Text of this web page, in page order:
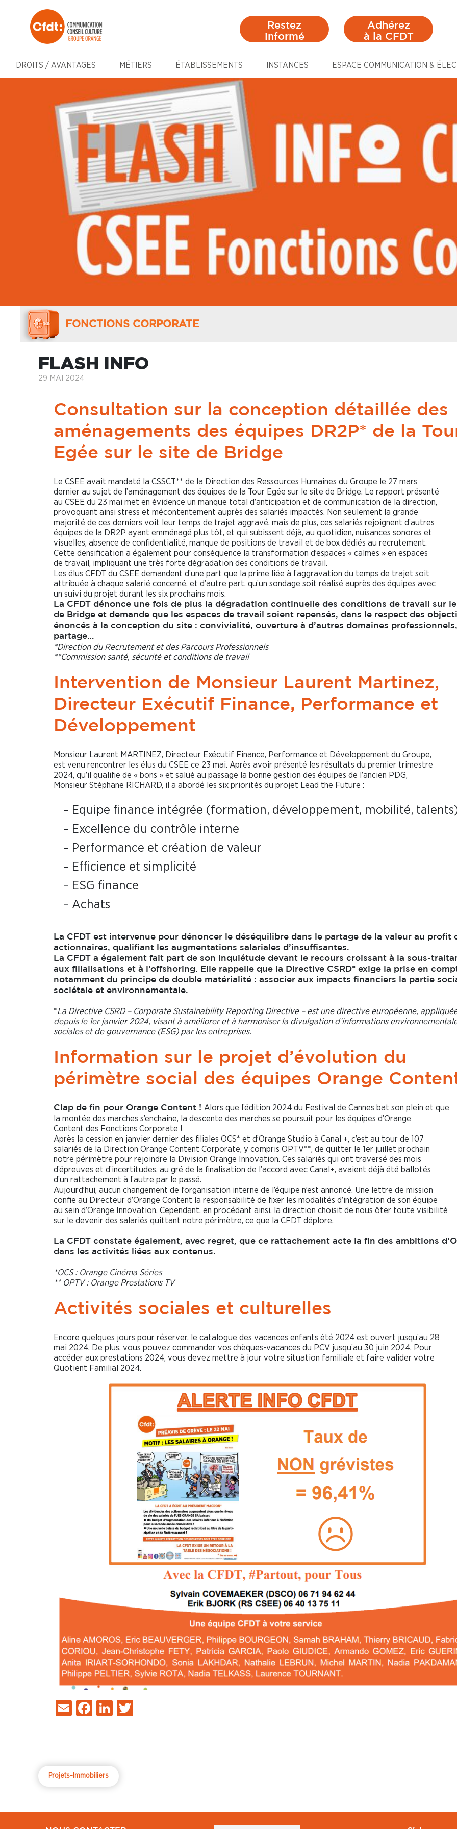
Restez
informé
Adhérez
à la CFDT
DROITS / AVANTAGES MÉTIERS ÉTABLISSEMENTS INSTANCES ESPACE COMMUNICATION &
FONCTIONS CORPORATE
FLASH INFO
29 MAI 2024
Consultation sur la conception détaillée des
aménagements des équipes DR2P* de la
Egée sur le site de Bridge
Le CSEE avait mandaté la CSSCT** de la Direction des Ressources Humaines du Groupe le 27 mars
dernier au sujet de l’aménagement des équipes de la Tour Egée sur le site de Bridge. Le rapport présenté
au CSEE du 23 mai met en évidence un manque total d’anticipation et de communication de la direction,
provoquant ainsi stress et mécontentement auprès des salariés impactés. Non seulement la grande
majorité de ces derniers voit leur temps de trajet aggravé, mais de plus, ces salariés rejoignent d’autres
équipes de la DR2P ayant emménagé plus tôt, et qui subissent déjà, au quotidien, nuisances sonores et
visuelles, absence de confidentialité, manque de positions de travail et de box dédiés au recrutement.
Cette densification a également pour conséquence la transformation d’espaces « calmes » en espaces
de travail, impliquant une très forte dégradation des conditions de travail.
Les élus CFDT du CSEE demandent d’une part que la prime liée à l’aggravation du temps de trajet soit
attribuée à chaque salarié concerné, et d’autre part, qu’un sondage soit réalisé auprès des équipes avec
un suivi du projet durant les six prochains mois.
La CFDT dénonce une fois de plus la dégradation continuelle des conditions de travail sur
de Bridge et demande que les espaces de travail soient repensés, dans le respect des
énoncés à la conception du site : convivialité, ouverture à d’autres domaines professionnels,
partage…
*Direction du Recrutement et des Parcours Professionnels
**Commission santé, sécurité et conditions de travail
Intervention de Monsieur Laurent Martinez,
Directeur Exécutif Finance, Performance et
Développement
Monsieur Laurent MARTINEZ, Directeur Exécutif Finance, Performance et Développement du Groupe,
est venu rencontrer les élus du CSEE ce 23 mai. Après avoir présenté les résultats du premier trimestre
2024, qu’il qualifie de « bons » et salué au passage la bonne gestion des équipes de l’ancien PDG,
Monsieur Stéphane RICHARD, il a abordé les six priorités du projet Lead the Future :
– Equipe finance intégrée (formation, développement, mobilité,
– Excellence du contrôle interne
– Performance et création de valeur
– Efficience et simplicité
– ESG finance
– Achats
La CFDT est intervenue pour dénoncer le déséquilibre dans le partage de la valeur au profit
actionnaires, qualifiant les augmentations salariales d’insuffisantes.
La CFDT a également fait part de son inquiétude devant le recours croissant à la sous-
aux filialisations et à l’offshoring. Elle rappelle que la Directive CSRD* exige la prise en
notamment du principe de double matérialité : associer aux impacts financiers la partie
sociétale et environnementale.
*La Directive CSRD – Corporate Sustainability Reporting Directive – est une directive européenne,
depuis le 1er janvier 2024, visant à améliorer et à harmoniser la divulgation d’informations
sociales et de gouvernance (ESG) par les entreprises.
Information sur le projet d’évolution du
périmètre social des équipes Orange
Clap de fin pour Orange Content ! Alors que l’édition 2024 du Festival de Cannes bat son plein et que
la montée des marches s’enchaîne, la descente des marches se poursuit pour les équipes d’Orange
Content des Fonctions Corporate !
Après la cession en janvier dernier des filiales OCS* et d’Orange Studio à Canal +, c’est au tour de 107
salariés de la Direction Orange Content Corporate, y compris OPTV**, de quitter le 1er juillet prochain
notre périmètre pour rejoindre la Division Orange Innovation. Ces salariés qui ont traversé des mois
d’épreuves et d’incertitudes, au gré de la finalisation de l’accord avec Canal+, avaient déjà été ballotés
d’un rattachement à l’autre par le passé.
Aujourd’hui, aucun changement de l’organisation interne de l’équipe n’est annoncé. Une lettre de mission
confie au Directeur d’Orange Content la responsabilité de fixer les modalités d’intégration de son équipe
au sein d’Orange Innovation. Cependant, en procédant ainsi, la direction choisit de nous ôter toute visibilité
sur le devenir des salariés quittant notre périmètre, ce que la CFDT déplore.
La CFDT constate également, avec regret, que ce rattachement acte la fin des ambitions
dans les activités liées aux contenus.
*OCS : Orange Cinéma Séries
** OPTV : Orange Prestations TV
Activités sociales et culturelles
Encore quelques jours pour réserver, le catalogue des vacances enfants été 2024 est ouvert jusqu’au 28
mai 2024. De plus, vous pouvez commander vos chèques-vacances du PCV jusqu’au 30 juin 2024. Pour
accéder aux prestations 2024, vous devez mettre à jour votre situation familiale et faire valider votre
Quotient Familial 2024.
EmailFacebook
LinkedIn
Projets-Immobiliers